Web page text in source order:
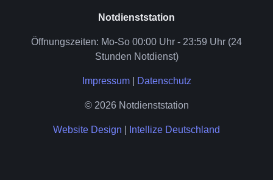
Notdienststation
Öffnungszeiten: Mo-So 00:00 Uhr - 23:59 Uhr (24
Stunden Notdienst)
Impressum| Datenschutz
© 2026 Notdienststation
Website Design Intellize Deutschland